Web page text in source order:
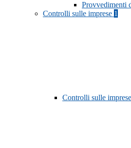
Provvedimenti
Controlli sulle imprese 1
Controlli sulle imprese